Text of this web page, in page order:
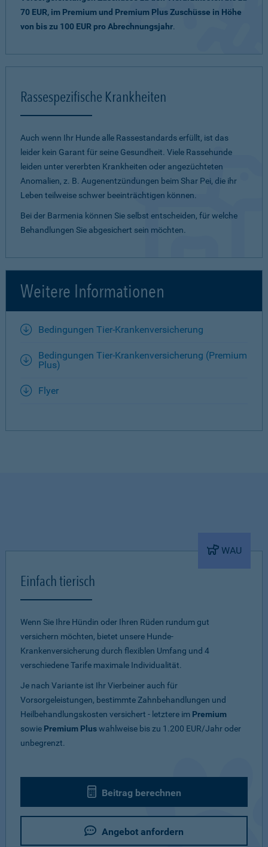
70 EUR, im Premium und Premium Plus Zuschüsse in Höhe
von bis zu 100 EUR pro Abrechnungsjahr.
Rassespezifische Krankheiten
Auch wenn Ihr Hunde alle Rassestandards erfüllt, ist das
leider kein Garant für seine Gesundheit. Viele Rassehunde
leiden unter vererbten Krankheiten oder angezüchteten
Anomalien, z. B. Augenentzündungen beim Shar Pei, die ihr
Leben teilweise schwer beeinträchtigen können.
Bei der Barmenia können Sie selbst entscheiden, für welche
Behandlungen Sie abgesichert sein möchten.
Weitere Informationen
Bedingungen Tier-Krankenversicherung
Bedingungen Tier-Krankenversicherung (Premium
Plus)
Flyer
WAU
Einfach tierisch
Wenn Sie Ihre Hündin oder Ihren Rüden rundum gut
versichern möchten, bietet unsere Hunde-
Krankenversicherung durch flexiblen Umfang und 4
verschiedene Tarife maximale Individualität.
Je nach Variante ist Ihr Vierbeiner auch für
Vorsorgeleistungen, bestimmte Zahnbehandlungen und
Heilbehandlungskosten versichert - letztere im Premium
sowie Premium Pluswahlweise bis zu 1.200 EUR/Jahr oder
unbegrenzt.
Beitrag berechnen
Angebot anfordern